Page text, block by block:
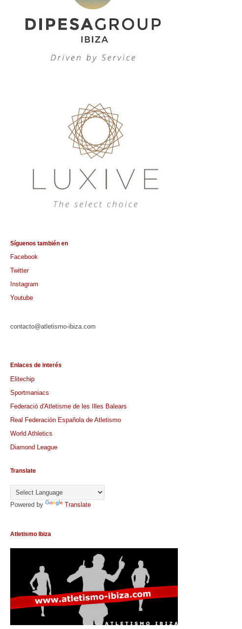
Síguenos también en
Facebook
Twitter
Instagram
Youtube
contacto@atletismo-ibiza.com
Enlaces de interés
Elitechip
Sportmaniacs
Federació d'Atletisme de les Illes Balears
Real Federación Española de Atletismo
World Athletics
Diamond League
Translate
Powered by Translate
Atletismo Ibiza